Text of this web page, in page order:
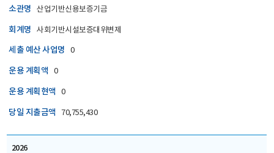
소관명 산업기반신용보증기금
회계명 사회기반시설보증대위변제
세출 예산 사업명 0
운용 계획액 0
운용 계획현액 0
당일 지출금액 70,755,430
2026